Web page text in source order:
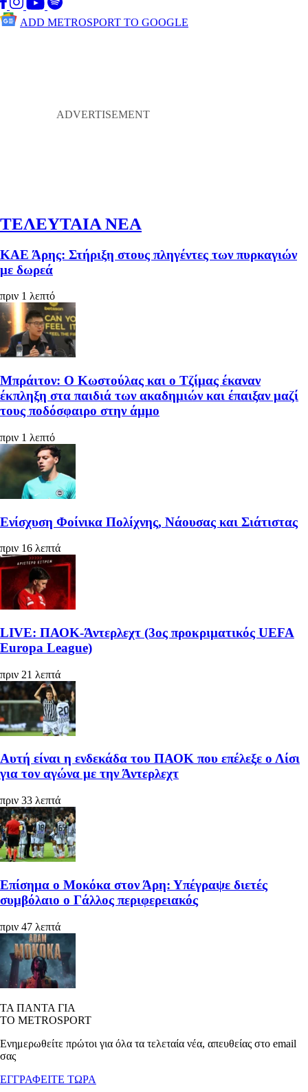
ADD METROSPORT TO GOOGLE
ΤΕΛΕΥΤΑΙΑ ΝΕΑ
ΚΑΕ Άρης: Στήριξη στους πληγέντες των πυρκαγιών
με δωρεά
πριν 1 λεπτό
Μπράιτον: Ο Κωστούλας και ο Τζίμας έκαναν
έκπληξη στα παιδιά των ακαδημιών και έπαιξαν μαζί
τους ποδόσφαιρο στην άμμο
πριν 1 λεπτό
Ενίσχυση Φοίνικα Πολίχνης, Νάουσας και Σιάτιστας
πριν 16 λεπτά
LIVE: ΠΑΟΚ-Άντερλεχτ (3ος προκριματικός UEFA
Europa League)
πριν 21 λεπτά
Αυτή είναι η ενδεκάδα του ΠΑΟΚ που επέλεξε ο Λίσι
για τον αγώνα με την Άντερλεχτ
πριν 33 λεπτά
Επίσημα ο Μοκόκα στον Άρη: Υπέγραψε διετές
συμβόλαιο ο Γάλλος περιφερειακός
πριν 47 λεπτά
ΤΑ ΠΑΝΤΑ ΓΙΑ
ΤΟ METROSPORT
Ενημερωθείτε πρώτοι για όλα τα τελεταία νέα, απευθείας στο email
σας
ΕΓΓΡΑΦΕΙΤΕ ΤΩΡΑ